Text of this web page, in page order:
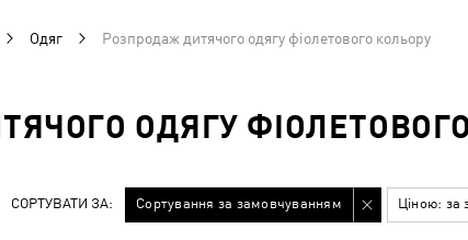
Одяг Розпродаж дитячого одягу фіолетового кольору
ОДЯГУ
СОРТУВАТИ ЗА: Сортування за замовчуванням Ціною: за